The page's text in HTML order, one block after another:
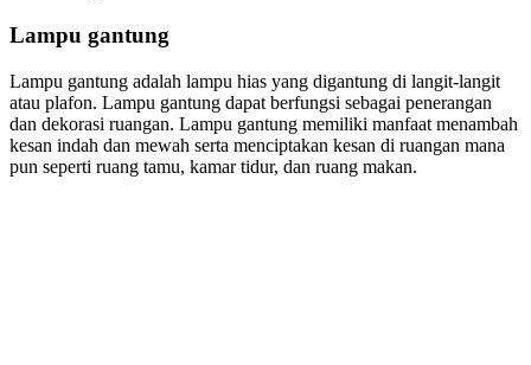
Lampu gantung
Lampu gantung adalah lampu hias yang digantung di langit-langit
atau plafon. Lampu gantung dapat berfungsi sebagai penerangan
dan dekorasi ruangan. Lampu gantung memiliki manfaat menambah
kesan indah dan mewah serta menciptakan kesan di ruangan mana
pun seperti ruang tamu, kamar tidur, dan ruang makan.